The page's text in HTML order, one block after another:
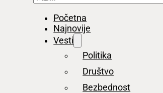
Početna
Najnovije
Vesti
Politika
Društvo
Bezbednost